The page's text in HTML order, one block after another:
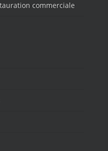
commerciale